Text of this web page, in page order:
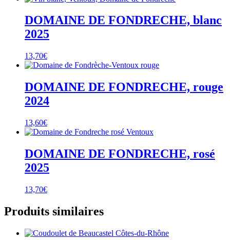
DOMAINE DE FONDRECHE, blanc
2025
13,70€
DOMAINE DE FONDRECHE, rouge
2024
13,60€
DOMAINE DE FONDRECHE, rosé
2025
13,70€
Produits similaires